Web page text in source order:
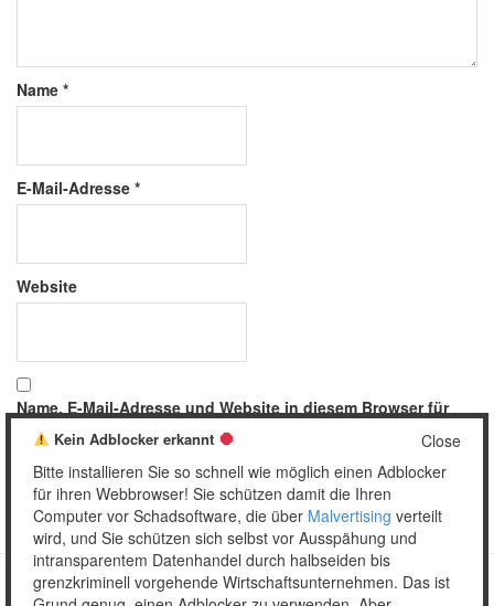
Name *
E-Mail-Adresse *
Website
Name, E-Mail-Adresse und Website in diesem Browser für
meinen nächsten Kommentar speichern.
Close
Kein Adblocker erkannt
Bitte installieren Sie so schnell wie möglich einen Adblocker
für ihren Webbrowser! Sie schützen damit die Ihren
Computer vor Schadsoftware, die über Malvertising verteilt
wird, und Sie schützen sich selbst vor Ausspähung und
intransparentem Datenhandel durch halbseiden bis
grenzkriminell vorgehende Wirtschaftsunternehmen. Das ist